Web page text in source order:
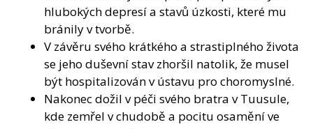
hlubokých depresí a stavů úzkosti, které mu
bránily v tvorbě.
V závěru svého krátkého a strastiplného života
se jeho duševní stav zhoršil natolik, že musel
být hospitalizován v ústavu pro choromyslné.
Nakonec dožil v péči svého bratra v Tuusule,
kde zemřel v chudobě a pocitu osamění ve